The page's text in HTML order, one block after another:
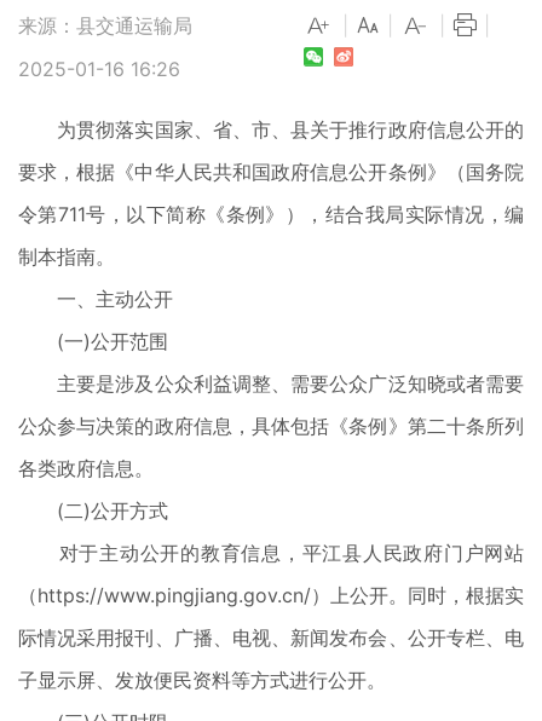
来源：县交通运输局
2025-01-16 16:26
为贯彻落实国家、省、市、县关于推行政府信息公开的
要求，根据《中华人民共和国政府信息公开条例》（国务院
令第711号，以下简称《条例》），结合我局实际情况，编
制本指南。
一、主动公开
(一)公开范围
主要是涉及公众利益调整、需要公众广泛知晓或者需要
公众参与决策的政府信息，具体包括《条例》第二十条所列
各类政府信息。
(二)公开方式
对于主动公开的教育信息，平江县人民政府门户网站
（https://www.pingjiang.gov.cn/）上公开。同时，根据实
际情况采用报刊、广播、电视、新闻发布会、公开专栏、电
子显示屏、发放便民资料等方式进行公开。